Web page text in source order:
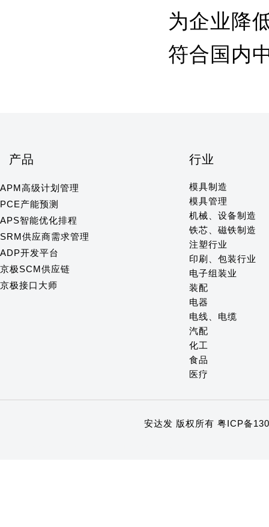
为企业降
符合国内
产品
APM高级计划管理
PCE产能预测
APS智能优化排程
SRM供应商需求管理
ADP开发平台
京极SCM供应链
京极接口大师
行业
模具制造
模具管理
机械、设备制造
铁芯、磁铁制造
注塑行业
印刷、包装行业
电子组装业
装配
电器
电线、电缆
汽配
化工
食品
医疗
安达发 版权所有 粤ICP备